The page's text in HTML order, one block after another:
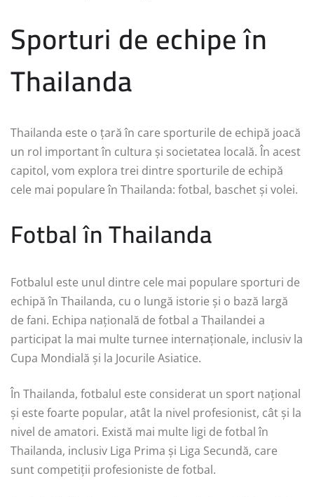
Sporturi de echipe în
Thailanda
Thailanda este o țară în care sporturile de echipă joacă
un rol important în cultura și societatea locală. În acest
capitol, vom explora trei dintre sporturile de echipă
cele mai populare în Thailanda: fotbal, baschet și volei.
Fotbal în Thailanda
Fotbalul este unul dintre cele mai populare sporturi de
echipă în Thailanda, cu o lungă istorie și o bază largă
de fani. Echipa națională de fotbal a Thailandei a
participat la mai multe turnee internaționale, inclusiv la
Cupa Mondială și la Jocurile Asiatice.
În Thailanda, fotbalul este considerat un sport național
și este foarte popular, atât la nivel profesionist, cât și la
nivel de amatori. Există mai multe ligi de fotbal în
Thailanda, inclusiv Liga Prima și Liga Secundă, care
sunt competiții profesioniste de fotbal.